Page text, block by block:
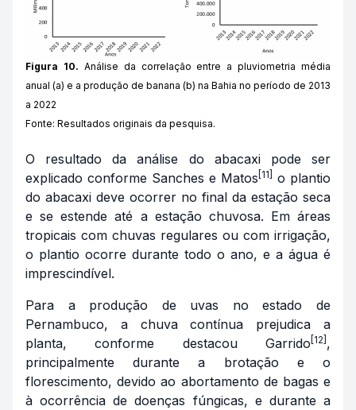
Figura 10. Análise da correlação entre a pluviometria média
anual (a) e a produção de banana (b) na Bahia no período de 2013
a 2022
Fonte: Resultados originais da pesquisa.
O resultado da análise do abacaxi pode ser
explicado conforme Sanches e Matos [11]
o plantio
do abacaxi deve ocorrer no final da estação seca
e se estende até a estação chuvosa. Em áreas
tropicais com chuvas regulares ou com irrigação,
o plantio ocorre durante todo o ano, e a água é
imprescindível.
Para a produção de uvas no estado de
Pernambuco, a chuva contínua prejudica a
planta, conforme destacou Garrido [12] ,
principalmente durante a brotação e o
florescimento, devido ao abortamento de bagas e
à ocorrência de doenças fúngicas, e durante a